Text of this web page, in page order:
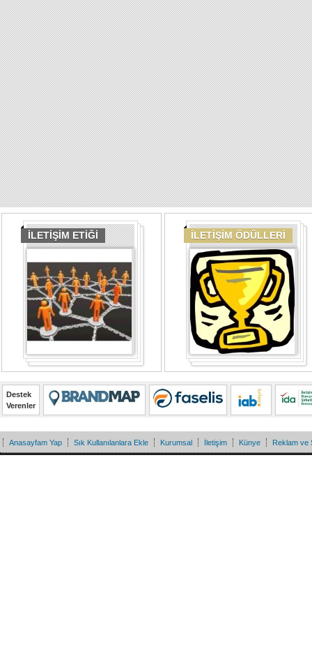
İLETİŞİM ETİĞİ İLETİŞİM ÖDÜLLERİ
Destek
Verenler
Anasayfam Yap Sık Kullanılanlara Ekle Kurumsal İletişim Künye Reklam ve